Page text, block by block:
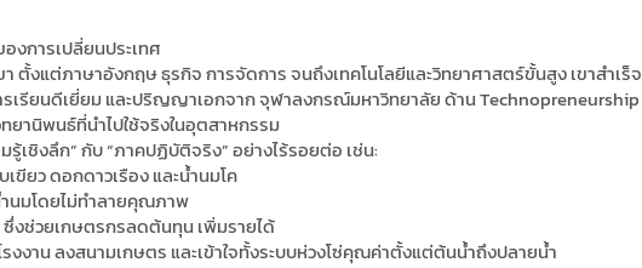
งการเปลี่ยนประเทศ
ตั้งแต่ภาษาอังกฤษ ธุรกิจ การจัดการ จนถึงเทคโนโลยีและวิทยาศาสตร์ขั้นสูง เขาสำเร็จ
เรียนดีเยี่ยม และปริญญาเอกจาก จุฬาลงกรณ์มหาวิทยาลัย ด้าน Technopreneurship
านิพนธ์ที่นำไปใช้จริงในอุตสาหกรรม
เชิงลึก” กับ “ภาคปฏิบัติจริง” อย่างไร้รอยต่อ เช่น:
ขียว ดอกดาวเรือง และน้ำนมโค
นมโดยไม่ทำลายคุณภาพ
ซึ่งช่วยเกษตรกรลดต้นทุน เพิ่มรายได้
งงาน ลงสนามเกษตร และเข้าใจทั้งระบบห่วงโซ่คุณค่าตั้งแต่ต้นน้ำถึงปลายน้ำ